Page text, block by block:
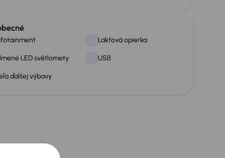
Lakťová opierka
LED světlomety USB
ďalšej výbavy